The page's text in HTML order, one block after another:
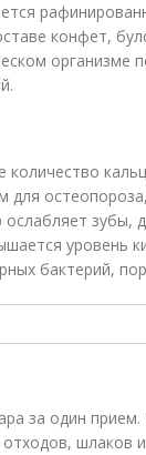
конфет,
организме
для
зубы,
уровень
бактерий,
за один
шлаков